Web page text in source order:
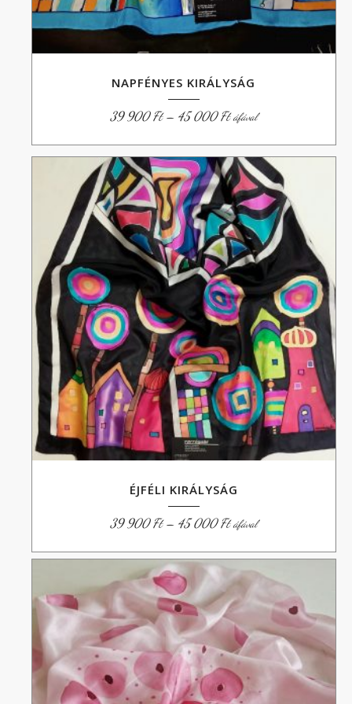
NAPFÉNYES KIRÁLYSÁG
39 900Ft – 45 000FtÁrtartomány:
39
-
45
000 Ft
áfával
ÉJFÉLI KIRÁLYSÁG
39 900 Ft – 45 000 FtÁrtartomány:
39
-
000 Ft
áfával